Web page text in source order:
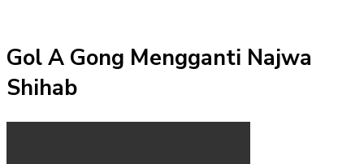
Gol A Gong Mengganti Najwa
Shihab